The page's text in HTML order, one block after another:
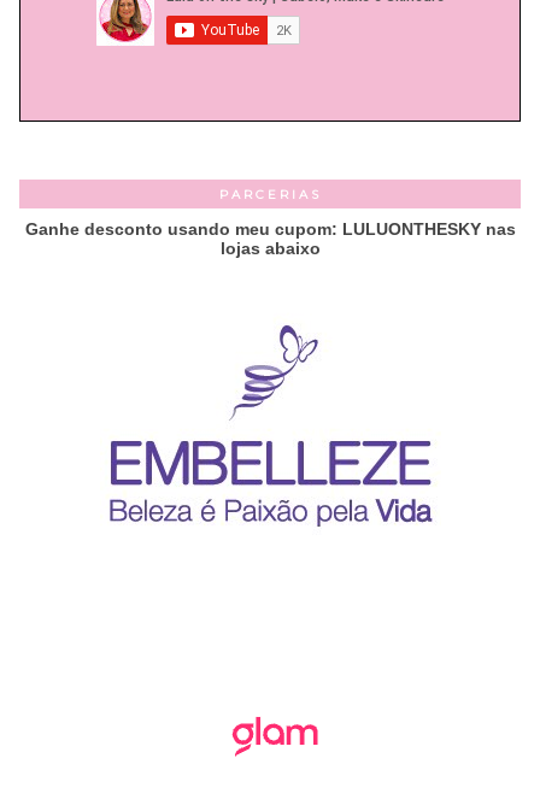
PARCERIAS
Ganhe desconto usando meu cupom: LULUONTHESKY nas
lojas abaixo